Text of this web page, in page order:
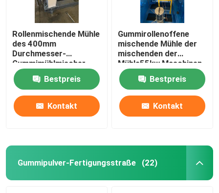
Rollenmischende Mühle
des 400mm
Durchmesser-
Gummimühlmischer-
37Kw zwei
Bestpreis
Kontakt
Gummirollenoffene
mischende Mühle der
mischenden der
Mühle55kw Maschinen-
XK450 zwei
Bestpreis
Kontakt
Gummipulver-Fertigungsstraße (22)